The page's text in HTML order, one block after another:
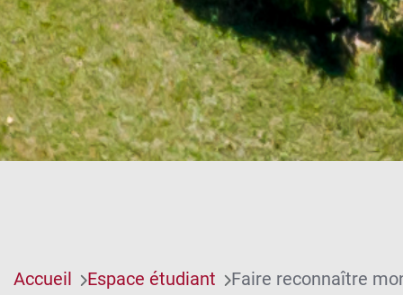
Accueil Espace étudiant Faire reconnaître